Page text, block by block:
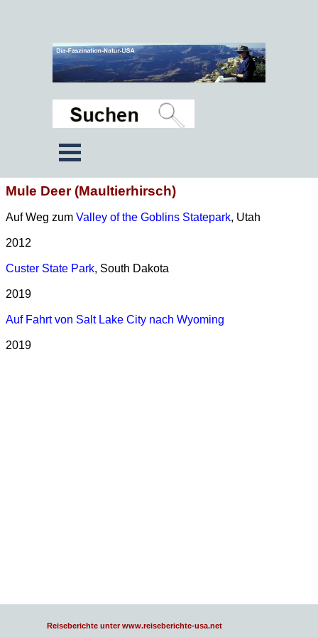
Mule Deer (Maultierhirsch)
Auf Weg zum Valley of the Goblins Statepark, Utah
2012
Custer State Park, South Dakota
2019
Auf Fahrt von Salt Lake City nach Wyoming
2019
Reiseberichte unter www.reiseberichte-usa.net